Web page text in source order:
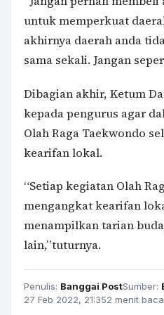
untuk memperkuat
akhirnya daerah anda
sama sekali. Jangan
Dibagian akhir, Ketum
kepada pengurus agar
Olah Raga Taekwondo
kearifan lokal.
“Setiap kegiatan Olah
mengangkat kearifan
menampilkan tarian
lain,”tuturnya.
Penulis: Banggai PostSumber:
27 Feb 2022, 21:352 menit baca